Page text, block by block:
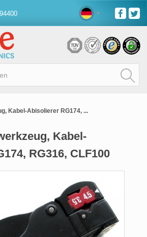
Kabel-Abisolierer RG174, ...
Kabel-
RG316, CLF100